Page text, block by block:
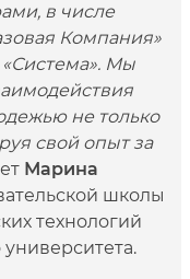
в числе
Компания»
Мы
не только
свой опыт за
Марина
школы
технологий